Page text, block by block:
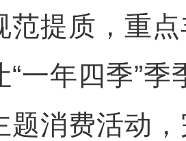
范提质，重
“一年四季”
题消费活动